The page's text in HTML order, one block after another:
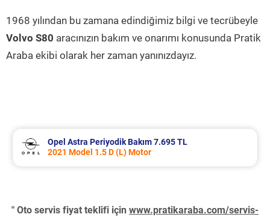
1968 yılından bu zamana edindiğimiz bilgi ve tecrübeyle
Volvo S80 aracınızın bakım ve onarımı konusunda Pratik
Araba ekibi olarak her zaman yanınızdayız.
Opel Astra Periyodik Bakım 7.695 TL
2021 Model 1.5 D (L) Motor
" Oto servis fiyat teklifi için www.pratikaraba.com/servis-